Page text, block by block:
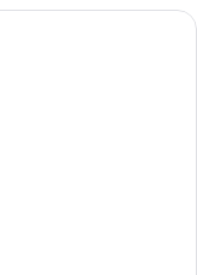
con dos camas, una